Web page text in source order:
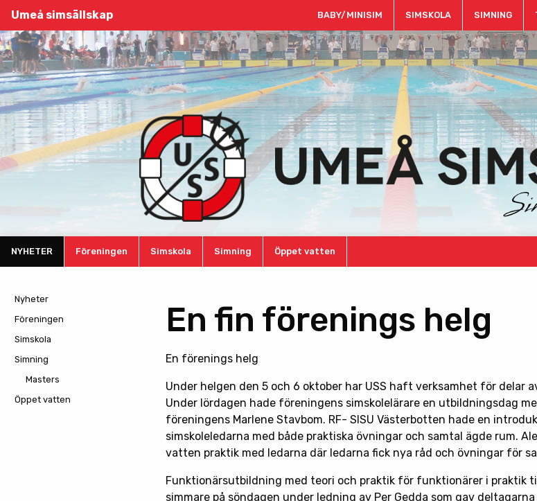
Umeå simsällskap BABY/MINISIM SIMSKOLA SIMNING
NYHETER Föreningen Simskola Simning Öppet vatten
En fin förenings helg
En förenings helg
Under helgen den 5 och 6 oktober har USS haft verksamhet för delar
Under lördagen hade föreningens simskolelärare en utbildningsdag
föreningens Marlene Stavbom. RF- SISU Västerbotten hade en
simskoleledarna med både praktiska övningar och samtal ägde rum.
vatten praktik med ledarna där ledarna fick nya råd och övningar för
Funktionärsutbildning med teori och praktik för funktionärer i praktik
simmare på söndagen under ledning av Per Gedda som gav
Nyheter
Föreningen
Simskola
Simning
Masters
Öppet vatten